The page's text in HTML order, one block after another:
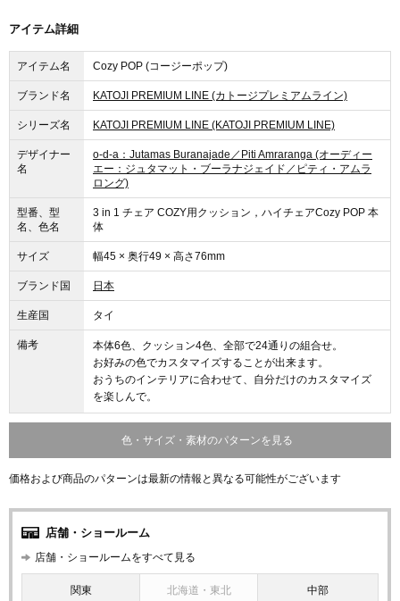
アイテム詳細
アイテム名 Cozy POP (コージーポップ)
ブランド名 KATOJI PREMIUM LINE (カトージプレミアムライン)
シリーズ名 KATOJI PREMIUM LINE (KATOJI PREMIUM LINE)
デザイナー
名
o-d-a：Jutamas Buranajade／Piti Amraranga (オーディー
エー：ジュタマット・ブーラナジェイド／ピティ・アムラ
ロング)
型番、型
名、色名
3 in 1 チェア COZY用クッション，ハイチェアCozy POP 本
体
サイズ 幅45 × 奥行49 × 高さ76mm
ブランド国 日本
生産国 タイ
備考
本体6色、クッション4色、全部で24通りの組合せ。
お好みの色でカスタマイズすることが出来ます。
おうちのインテリアに合わせて、自分だけのカスタマイズ
を楽しんで。
色・サイズ・素材のパターンを見る
価格および商品のパターンは最新の情報と異なる可能性がございます
店舗・ショールーム
店舗・ショールームをすべて見る
関東 北海道・東北 中部